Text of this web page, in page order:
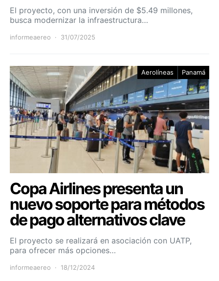
El proyecto, con una inversión de $5.49 millones,
busca modernizar la infraestructura…
informeaereo 31/07/2025
Aerolíneas Panamá
Copa Airlines presenta un
nuevo soporte para métodos
de pago alternativos clave
El proyecto se realizará en asociación con UATP,
para ofrecer más opciones…
informeaereo 18/12/2024